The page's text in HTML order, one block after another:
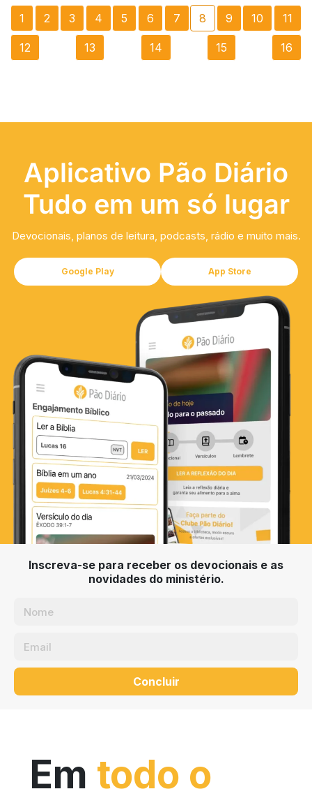
1 2 3 4 5 6 7 8 9 10 11
12 13 14 15 16
Aplicativo Pão Diário
Tudo em um só lugar
Devocionais, planos de leitura, podcasts, rádio e muito mais.
Google Play App Store
Inscreva-se para receber os devocionais e as
novidades do ministério.
Concluir
Em todo o